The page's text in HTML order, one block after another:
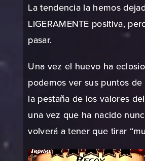
La tendencia la hemos
LIGERAMENTE positiva,
pasar.
Una vez el huevo ha
podemos ver sus puntos
la pestaña de los valores
una vez que ha nacido
volverá a tener que tirar